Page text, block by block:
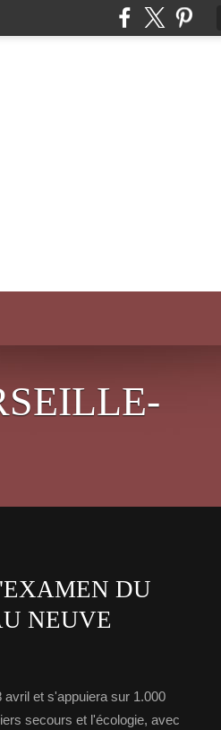
DU
NEUVE
avril et s'appuiera sur 1.000
secours et l'écologie, avec